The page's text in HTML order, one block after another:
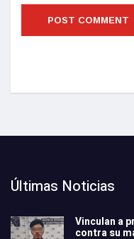
Últimas Noticias
Vinculan a
contra su